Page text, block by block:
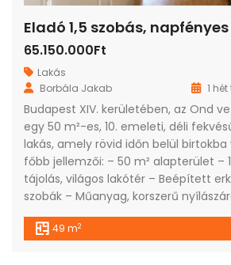
65.150.000Ft
Lakás
Borbála Jakab
1
Budapest XIV. kerületében, az Ond
egy 50 m²-es, 10. emeleti, déli
lakás, amely rövid időn belül birtokba
főbb jellemzői: – 50 m² alapterület –
tájolás, világos lakótér – Beépített
szobák – Műanyag, korszerű
49 m2